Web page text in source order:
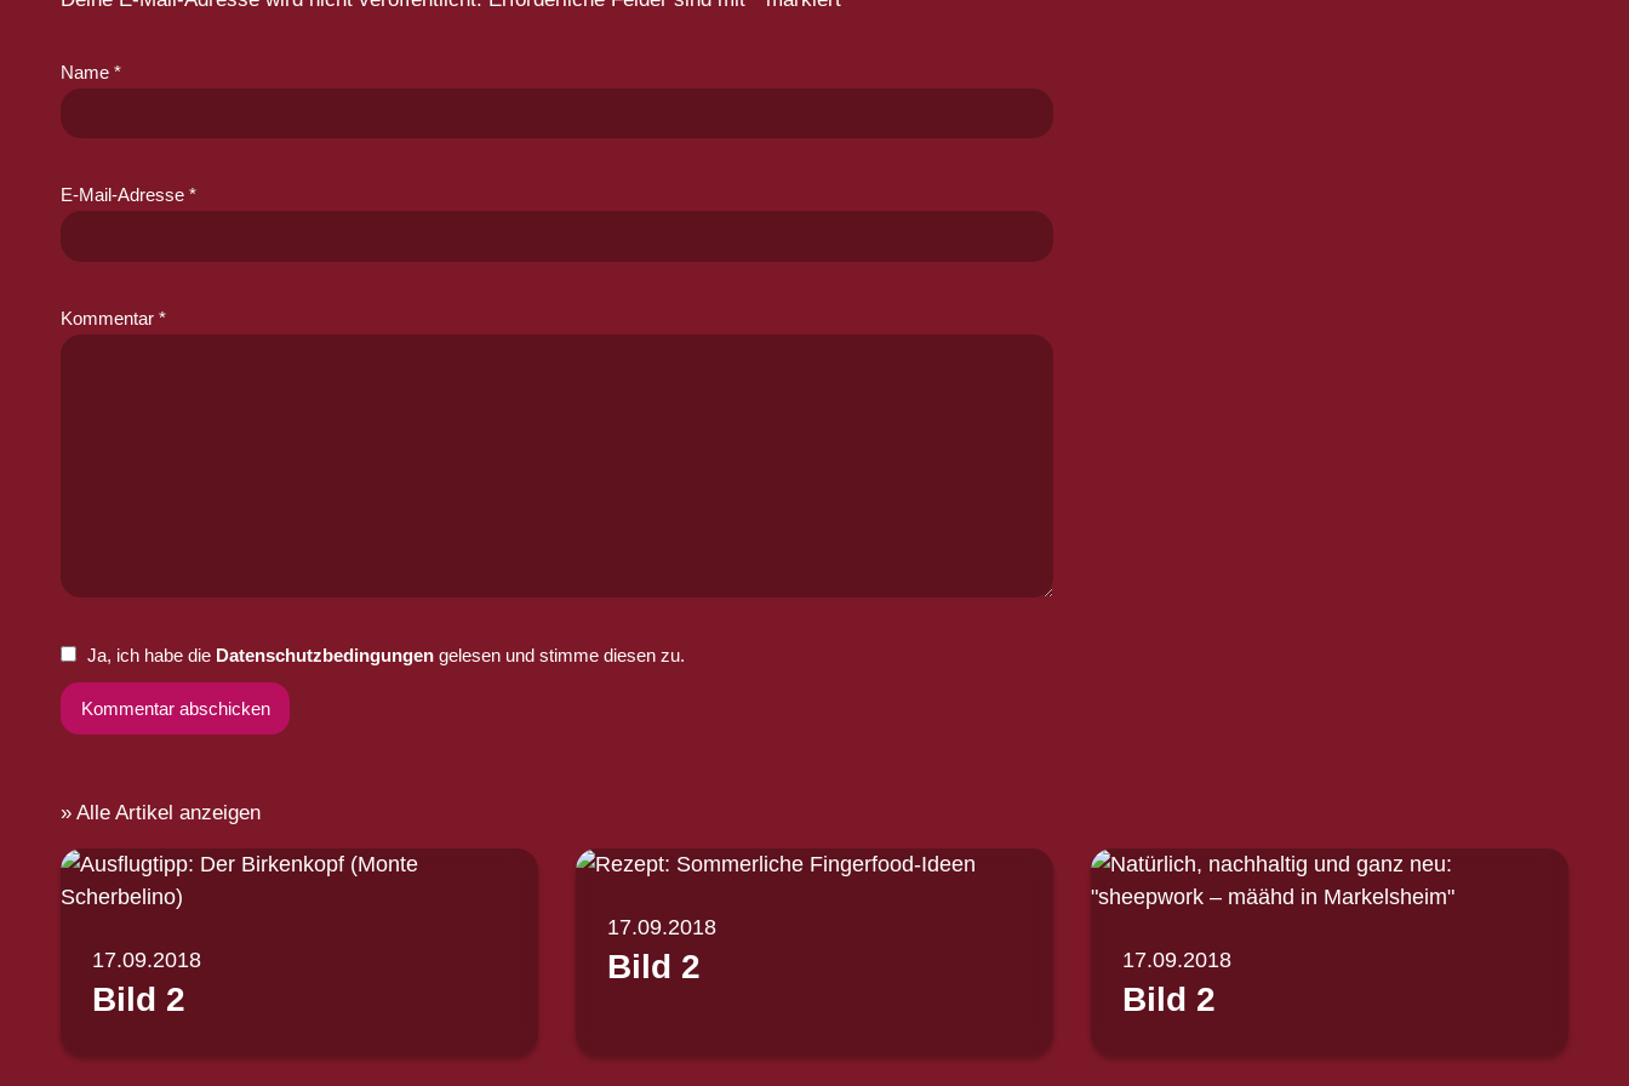
Name*
E-Mail-Adresse*
Kommentar*
Ja, ich habe die Datenschutzbedingungengelesen und stimme diesen zu.
Alle Artikel anzeigen
17.09.2018
Bild 2
17.09.2018
Bild 2 17.09.2018
Bild 2